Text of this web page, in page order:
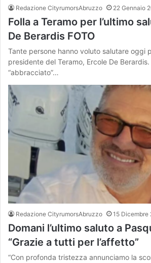
Redazione CityrumorsAbruzzo 22 Gennaio
Folla a Teramo per l’ultimo
De Berardis FOTO
Tante persone hanno voluto salutare oggi
presidente del Teramo, Ercole De
“abbracciato”…
Redazione CityrumorsAbruzzo 15 Dicembre
Domani l’ultimo saluto a
“Grazie a tutti per l’affetto”
“Con profonda tristezza annunciamo la